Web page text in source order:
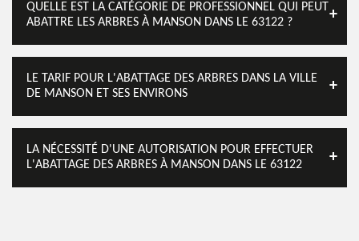
QUELLE EST LA CATÉGORIE DE PROFESSIONNEL QUI PEUT
ABATTRE LES ARBRES À MANSON DANS LE 63122 ?
LE TARIF POUR L'ABATTAGE DES ARBRES DANS LA VILLE
DE MANSON ET SES ENVIRONS
LA NÉCESSITÉ D'UNE AUTORISATION POUR EFFECTUER
L'ABATTAGE DES ARBRES À MANSON DANS LE 63122